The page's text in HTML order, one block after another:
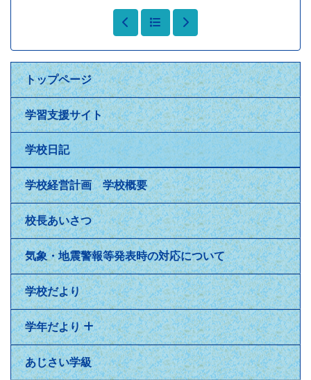
トップページ
学習支援サイト
学校日記
学校経営計画 学校概要
校長あいさつ
気象・地震警報等発表時の対応について
学校だより
学年だより
あじさい学級